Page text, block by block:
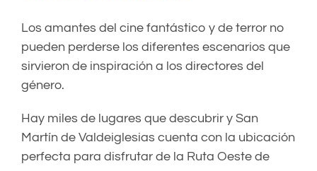
Los amantes del cine fantástico y de terror no
pueden perderse los diferentes escenarios que
sirvieron de inspiración a los directores del
género.
Hay miles de lugares que descubrir y San
Martín de Valdeiglesias cuenta con la ubicación
perfecta para disfrutar de la Ruta Oeste de